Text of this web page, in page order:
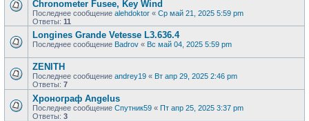
Chronometer Fusee, Key Wind
Последнее сообщение alehdoktor « Ср май 21, 2025 5:59 pm
Ответы: 11
Longines Grande Vetesse L3.636.4
Последнее сообщение Badrov « Вс май 04, 2025 5:59 pm
ZENITH
Последнее сообщение andrey19 « Вт апр 29, 2025 2:46 pm
Ответы: 7
Хронограф Angelus
Последнее сообщение Спутник59 « Пт апр 25, 2025 3:37 pm
Ответы: 3